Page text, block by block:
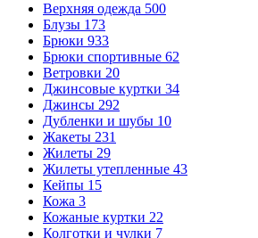
Верхняя одежда 500
Блузы 173
Брюки 933
Брюки спортивные 62
Ветровки 20
Джинсовые куртки 34
Джинсы 292
Дубленки и шубы 10
Жакеты 231
Жилеты 29
Жилеты утепленные 43
Кейпы 15
Кожа 3
Кожаные куртки 22
Колготки и чулки 7